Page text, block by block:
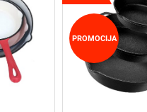
PROMOCIJA